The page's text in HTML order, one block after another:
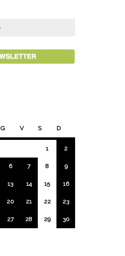
G V S D
1 2
6 7 8 9
13 14 15 16
20 21 22 23
27 28 29 30